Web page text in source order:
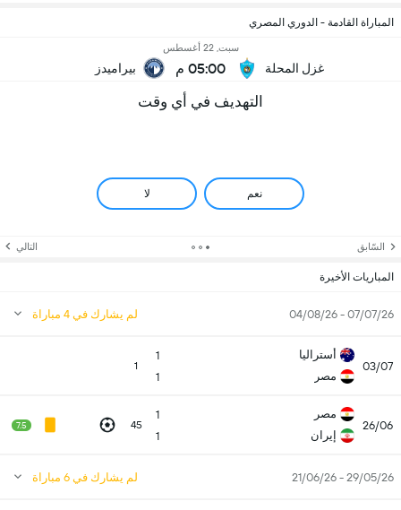
المباراة القادمة - الدوري المصري
غزل المحلة
سبت, 22 أغسطس
05:00 م بيراميدز
التهديف في أي وقت
نعم لا
السّابق التالي
المباريات الأخيرة
07/07/26 - 04/08/26 لم يشارك في 4 مباراة
03/07
أستراليا
مصر
1
1
1
26/06
مصر
إيران
1
1
45
7.5
29/05/26 - 21/06/26 لم يشارك في 6 مباراة